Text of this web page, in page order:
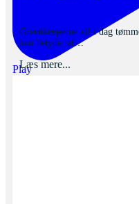
Play
Greenkeeperne vil i dag
kan betyde, at…
Læs mere...